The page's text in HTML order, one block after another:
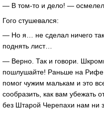
— В том-то и дело! —
Гого стушевался:
— Но я… не сделал ничего
поднять лист…
— Верно. Так и говори.
пошлушайте! Раньше на Рифе
помог чужим малькам и это
сообразить, как вам убежать
без Штарой Черепахи нам ни